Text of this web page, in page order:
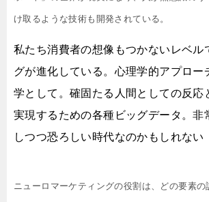
け取るような技術も開発されている。
私たち消費者の想像もつかないレベル
グが進化している。心理学的アプロー
学として。確固たる人間としての反応
実現するための各種ビッグデータ。非
しつつ恐ろしい時代なのかもしれない
ニューロマーケティングの役割は、どの要素の